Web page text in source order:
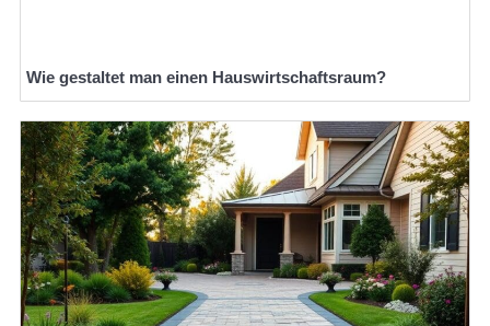
Wie gestaltet man einen Hauswirtschaftsraum?